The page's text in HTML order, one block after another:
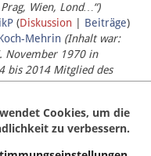
Wien, Lond…“)
(Diskussion Beiträge)
Mehrin (Inhalt war:
November 1970 in
bis 2014 Mitglied des
November 2014 ist sie für
Cookies, um die
zu verbessern.